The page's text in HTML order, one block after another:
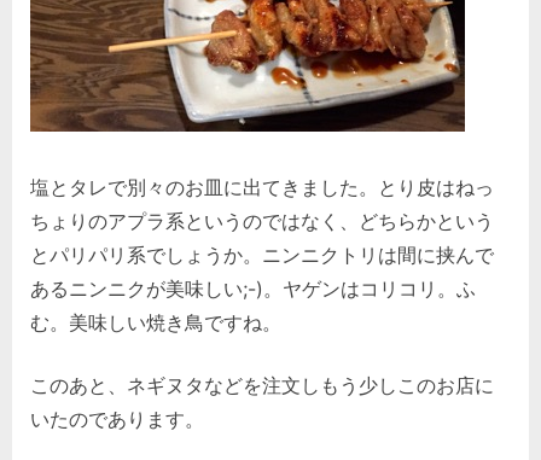
塩とタレで別々のお皿に出てきました。とり皮はねっ
ちょりのアプラ系というのではなく、どちらかという
とパリパリ系でしょうか。ニンニクトリは間に挟んで
あるニンニクが美味しい;-)。ヤゲンはコリコリ。ふ
む。美味しい焼き鳥ですね。
このあと、ネギヌタなどを注文しもう少しこのお店に
いたのであります。